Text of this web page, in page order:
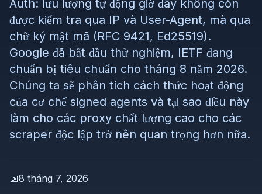
Auth: lưu lượng tự động giờ đây không còn
được kiểm tra qua IP và User-Agent, mà qua
chữ ký mật mã (RFC 9421, Ed25519).
Google đã bắt đầu thử nghiệm, IETF đang
chuẩn bị tiêu chuẩn cho tháng 8 năm 2026.
Chúng ta sẽ phân tích cách thức hoạt động
của cơ chế signed agents và tại sao điều này
làm cho các proxy chất lượng cao cho các
scraper độc lập trở nên quan trọng hơn nữa.
📅8 tháng 7, 2026